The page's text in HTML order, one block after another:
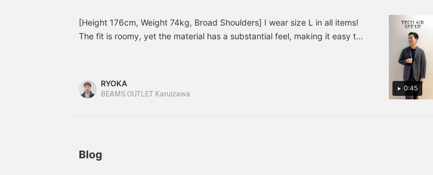
テル、麻、ウール混紡の生
地は、軽さ、清涼感、なめ
らかさを兼ね備えておりま
ラルな現代的なショルダー
ラインで、リラックス感が
み込まれる様な着用感と上
質な見え感に繋がっていき
ではの滑らかな肌触りと上
品な微光沢が、Vゾーンに
大人の落ち着きをプラスし
忙しいビジネスパーソンに
follow us or add it to your
favorites so you can
always look back at it.
[follow] me♪
0:45
[Height 176cm, Weight 74kg, Broad Shoulders] I wear size L in all items!
The fit is roomy, yet the material has a substantial feel, making it easy to
and enjoy a more sophisticated look! It's also easy to use the pieces
RYOKA
BEAMS OUTLET Karuizawa
Blog